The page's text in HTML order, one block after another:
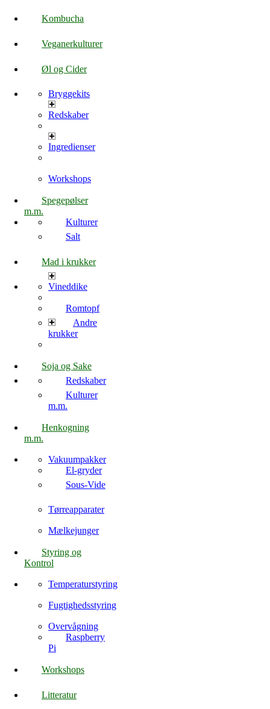
Kombucha
Veganerkulturer
Øl og Cider
Bryggekits
Redskaber
Ingredienser
Workshops
Spegepølser
m.m.
Kulturer
Salt
Mad i krukker
Vineddike
Romtopf
Andre
krukker
Soja og Sake
Redskaber
Kulturer
m.m.
Henkogning
m.m.
Vakuumpakker
El-gryder
Sous-Vide
Tørreapparater
Mælkejunger
Styring og
Kontrol
Temperaturstyring
Fugtighedsstyring
Overvågning
Raspberry
Pi
Workshops
Litteratur